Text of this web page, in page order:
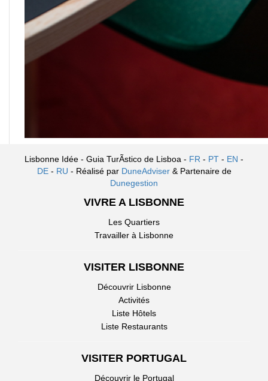
Lisbonne Idée - Guia TurÃ­stico de Lisboa - FR - PT - EN -
DE- RU - Réalisé par DuneAdviser & Partenaire de
Dunegestion
VIVRE A LISBONNE
Les Quartiers
Travailler à Lisbonne
VISITER LISBONNE
Découvrir Lisbonne
Activités
Liste Hôtels
Liste Restaurants
VISITER PORTUGAL
Découvrir le Portugal